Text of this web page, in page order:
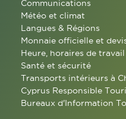
Communications
Météo et climat
Langues & Régions
Monnaie officielle et
Heure, horaires de
Santé et sécurité
Transports intérieurs à
Cyprus Responsible
Bureaux d'Information